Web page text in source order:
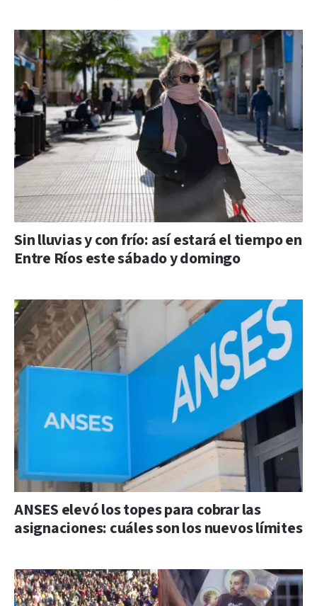
Sin lluvias y con frío: así estará el tiempo en
Entre Ríos este sábado y domingo
ANSES elevó los topes para cobrar las
asignaciones: cuáles son los nuevos límites